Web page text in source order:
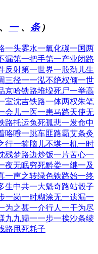
一、 条)
一头雾水一氧化碳一国两
漏第一把手第一产业闭路
反射第一世界一股劲儿生
三径一一泓不绝权倾一世
京哈铁路堆垜死尸一举高
室沈吉铁路一体两权朱笔
会儿一医一患马路天使无
路托运兔死孤悲一发命中
咯噔一跳车匪路霸艾条灸
行一箍脑儿不堪一机一时
残梦路边炒饭一片苦心一
夜无眠穷死黔娄一继一及
一声之转绿色铁路始一终
生中共一大魁奇路站骰子
一岗一时糊涂无一遗漏一
为之甚一介行人 一干为尽
九九歸一一步一挨沙条绫
路甩死耗子